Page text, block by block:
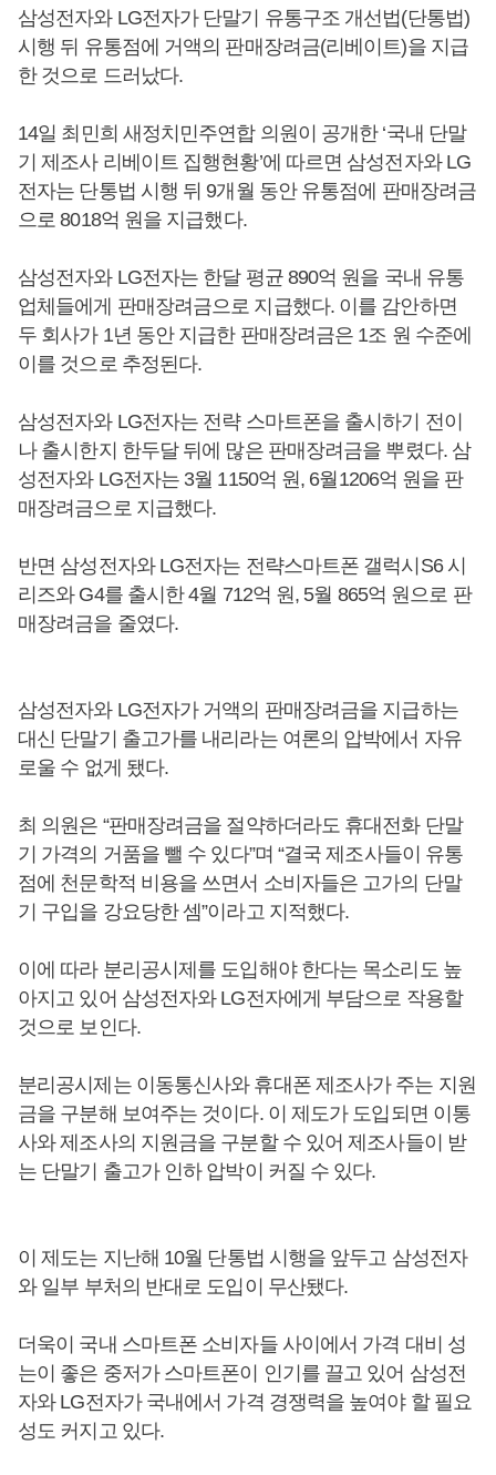
삼성전자와 LG전자가 단말기 유통구조 개선법(단통법)
시행 뒤 유통점에 거액의 판매장려금(리베이트)을 지급
한 것으로 드러났다.
14일 최민희 새정치민주연합 의원이 공개한 ‘국내 단말
기 제조사 리베이트 집행현황’에 따르면 삼성전자와 LG
전자는 단통법 시행 뒤 9개월 동안 유통점에 판매장려금
으로 8018억 원을 지급했다.
삼성전자와 LG전자는 한달 평균 890억 원을 국내 유통
업체들에게 판매장려금으로 지급했다. 이를 감안하면
두 회사가 1년 동안 지급한 판매장려금은 1조 원 수준에
이를 것으로 추정된다.
삼성전자와 LG전자는 전략 스마트폰을 출시하기 전이
나 출시한지 한두달 뒤에 많은 판매장려금을 뿌렸다. 삼
성전자와 LG전자는 3월 1150억 원, 6월1206억 원을 판
매장려금으로 지급했다.
반면 삼성전자와 LG전자는 전략스마트폰 갤럭시S6 시
리즈와 G4를 출시한 4월 712억 원, 5월 865억 원으로 판
매장려금을 줄였다.
삼성전자와 LG전자가 거액의 판매장려금을 지급하는
대신 단말기 출고가를 내리라는 여론의 압박에서 자유
로울 수 없게 됐다.
최 의원은 “판매장려금을 절약하더라도 휴대전화 단말
기 가격의 거품을 뺄 수 있다”며 “결국 제조사들이 유통
점에 천문학적 비용을 쓰면서 소비자들은 고가의 단말
기 구입을 강요당한 셈”이라고 지적했다.
이에 따라 분리공시제를 도입해야 한다는 목소리도 높
아지고 있어 삼성전자와 LG전자에게 부담으로 작용할
것으로 보인다.
분리공시제는 이동통신사와 휴대폰 제조사가 주는 지원
금을 구분해 보여주는 것이다. 이 제도가 도입되면 이통
사와 제조사의 지원금을 구분할 수 있어 제조사들이 받
는 단말기 출고가 인하 압박이 커질 수 있다.
이 제도는 지난해 10월 단통법 시행을 앞두고 삼성전자
와 일부 부처의 반대로 도입이 무산됐다.
더욱이 국내 스마트폰 소비자들 사이에서 가격 대비 성
는이 좋은 중저가 스마트폰이 인기를 끌고 있어 삼성전
자와 LG전자가 국내에서 가격 경쟁력을 높여야 할 필요
성도 커지고 있다.